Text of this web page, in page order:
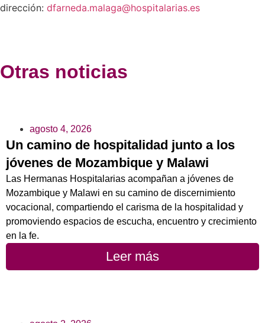
dirección: dfarneda.malaga@hospitalarias.es
Otras noticias
agosto 4, 2026
Un camino de hospitalidad junto a los
jóvenes de Mozambique y Malawi
Las Hermanas Hospitalarias acompañan a jóvenes de
Mozambique y Malawi en su camino de discernimiento
vocacional, compartiendo el carisma de la hospitalidad y
promoviendo espacios de escucha, encuentro y crecimiento
en la fe.
Leer más